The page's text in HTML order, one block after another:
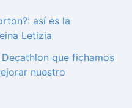
así es la
Letizia
que fichamos
nuestro